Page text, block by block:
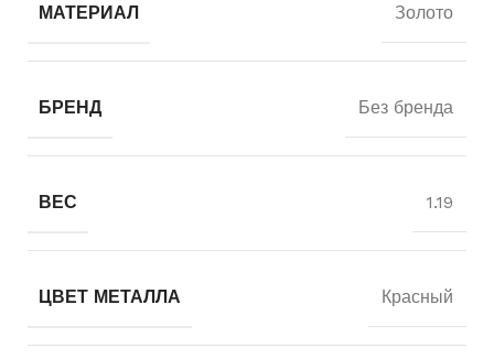
МАТЕРИАЛ Золото
БРЕНД Без бренда
ВЕС 1.19
ЦВЕТ МЕТАЛЛА Красный